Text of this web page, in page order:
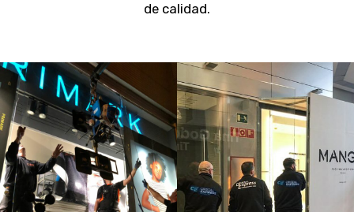
de calidad.